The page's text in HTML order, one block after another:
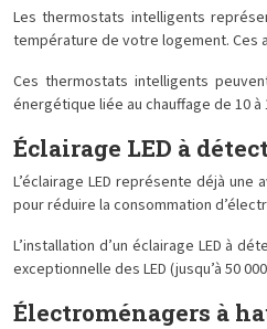
Les thermostats intelligents
température de votre logement. Ces
Ces thermostats intelligents
énergétique liée au chauffage de 10
Éclairage LED à
L’éclairage LED représente déjà
pour réduire la consommation
L’installation d’un éclairage LED à
exceptionnelle des LED (jusqu’à 50
Électroménagers à